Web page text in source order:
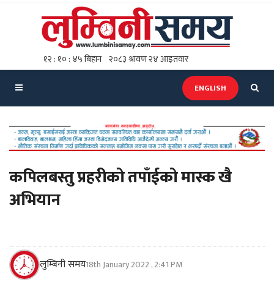
ENGLISH
कपिलबस्तु प्रहरीको तपाँईको मास्क खै
अभियान
लुम्बिनी समय18th January 2022 , 2:41 PM